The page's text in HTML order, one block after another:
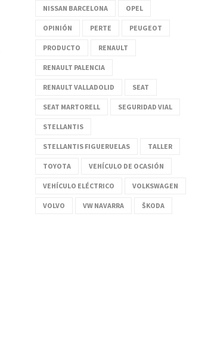
NISSAN BARCELONA OPEL
OPINIÓN PERTE PEUGEOT
PRODUCTO RENAULT
RENAULT PALENCIA
RENAULT VALLADOLID SEAT
SEAT MARTORELL SEGURIDAD VIAL
STELLANTIS
STELLANTIS FIGUERUELAS TALLER
TOYOTA VEHÍCULO DE OCASIÓN
VEHÍCULO ELÉCTRICO VOLKSWAGEN
VOLVO VW NAVARRA ŠKODA